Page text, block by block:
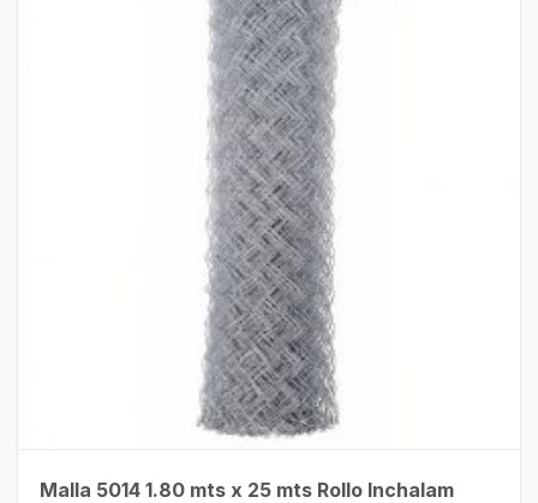
Malla 5014 1.80 mts x 25 mts Rollo Inchalam